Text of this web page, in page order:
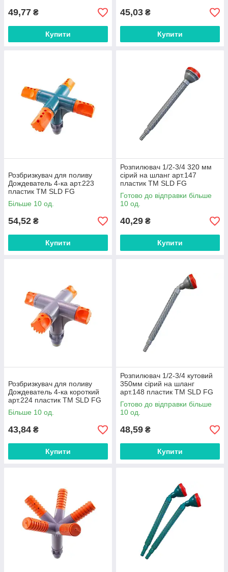
49,77 ₴
Купити
45,03 ₴
Купити
Розбризкувач для поливу
Дождеватель 4-ка арт.223
пластик ТМ SLD FG
Більше 10 од.
54,52 ₴
Купити
Розпилювач 1/2-3/4 320 мм
сірий на шланг арт.147
пластик ТМ SLD FG
Готово до відправки більше
10 од.
40,29 ₴
Купити
Розбризкувач для поливу
Дождеватель 4-ка короткий
арт.224 пластик ТМ SLD FG
Більше 10 од.
43,84 ₴
Купити
Розпилювач 1/2-3/4 кутовий
350мм сірий на шланг
арт.148 пластик ТМ SLD FG
Готово до відправки більше
10 од.
48,59 ₴
Купити